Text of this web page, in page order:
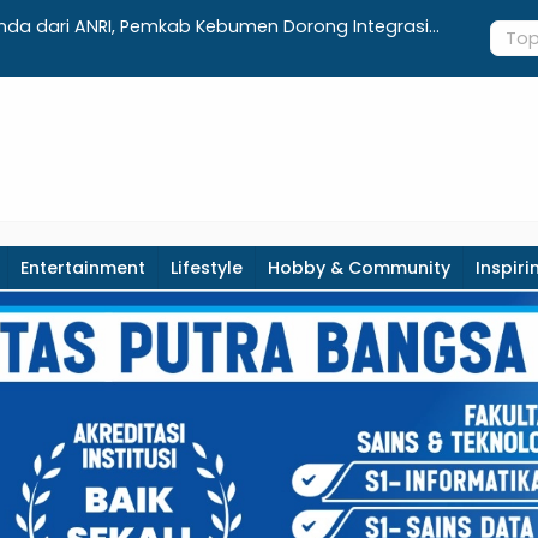
Lengkap Agenda Peringatan HUT ke-81 RI dan
Integrasi
Realisasi
Entertainment Lifestyle Hobby & Community